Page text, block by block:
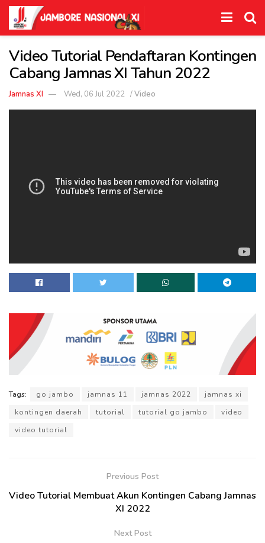
Video Tutorial Pendaftaran Kontingen
Cabang Jamnas XI Tahun 2022
Jamnas XI Wed, 06 Jul 2022 /Video
Tags: go jambo jamnas 11 jamnas 2022
jamnas xi
kontingen daerah
tutorial tutorial go jambo
video
video tutorial
Previous Post
Video Tutorial Membuat Akun Kontingen Cabang Jamnas
XI 2022
Next Post